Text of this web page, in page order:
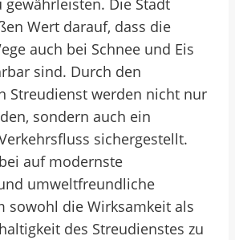
gewährleisten. Die Stadt
Wert darauf, dass die
auch bei Schnee und Eis
sind. Durch den
Streudienst werden nicht nur
sondern auch ein
sichergestellt.
auf modernste
umweltfreundliche
sowohl die Wirksamkeit als
des Streudienstes zu